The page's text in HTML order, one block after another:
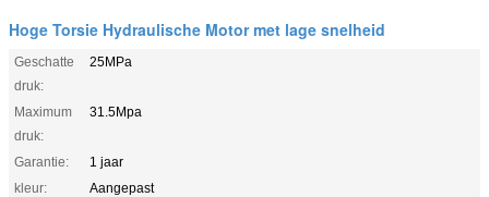
Hoge Torsie Hydraulische Motor met lage snelheid
Geschatte
druk:
25MPa
Maximum
druk:
31.5Mpa
Garantie:
1 jaar
kleur:
Aangepast